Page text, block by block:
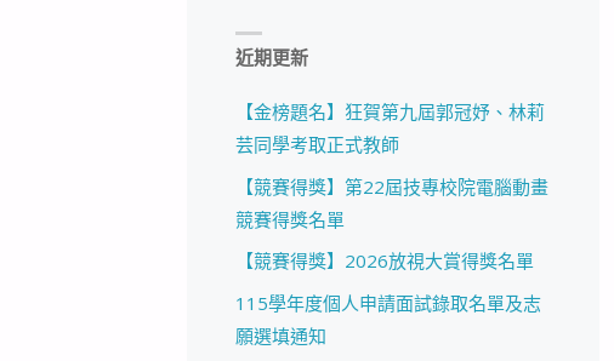
近期更新
【金榜題名】狂賀第九屆郭冠妤、林莉
芸同學考取正式教師
【競賽得獎】第22屆技專校院電腦動畫
競賽得獎名單
【競賽得獎】2026放視大賞得獎名單
115學年度個人申請面試錄取名單及志
願選填通知